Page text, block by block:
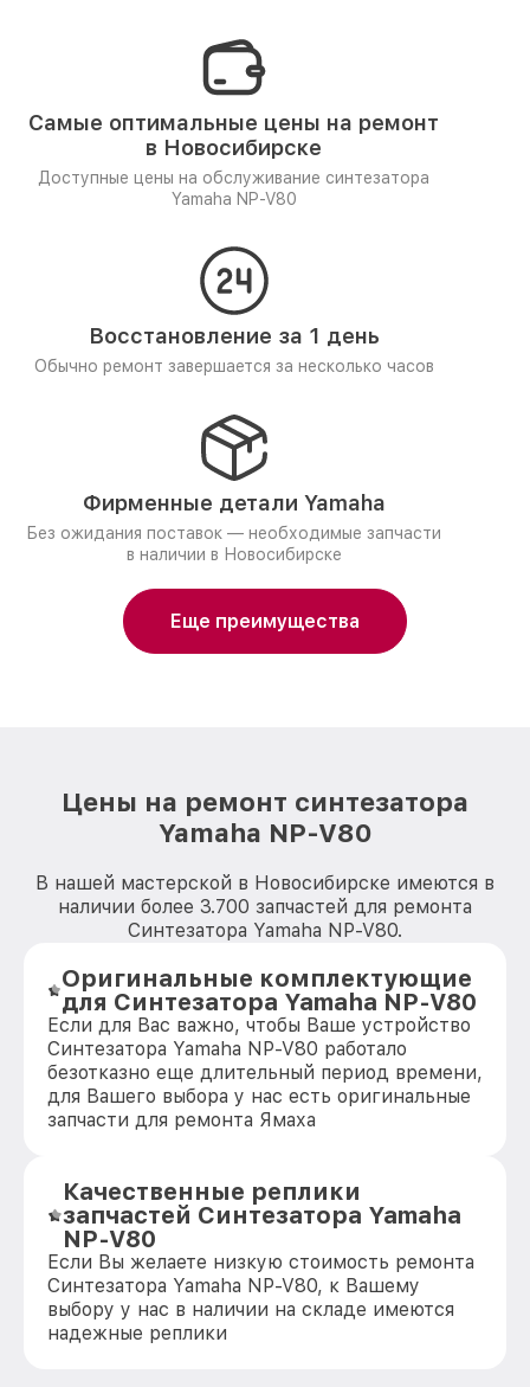
Самые оптимальные цены на ремонт
в Новосибирске
Доступные цены на обслуживание синтезатора
Yamaha NP-V80
Восстановление за 1 день
Обычно ремонт завершается за несколько часов
Фирменные детали Yamaha
Без ожидания поставок — необходимые запчасти
в наличии в Новосибирске
Еще преимущества
Цены на ремонт синтезатора
Yamaha NP-V80
В нашей мастерской в Новосибирске имеются в
наличии более 3.700 запчастей для ремонта
Синтезатора Yamaha NP-V80.
Оригинальные комплектующие
для Синтезатора Yamaha NP-V80
Если для Вас важно, чтобы Ваше устройство
Синтезатора Yamaha NP-V80 работало
безотказно еще длительный период времени,
для Вашего выбора у нас есть оригинальные
запчасти для ремонта Ямаха
Качественные реплики
запчастей Синтезатора Yamaha
NP-V80
Если Вы желаете низкую стоимость ремонта
Синтезатора Yamaha NP-V80, к Вашему
выбору у нас в наличии на складе имеются
надежные реплики